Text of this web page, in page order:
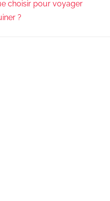
choisir pour voyager
?